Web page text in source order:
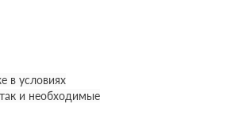
в условиях
и необходимые